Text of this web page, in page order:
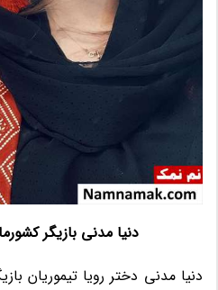
دنیا مدنی بازیگر کشورمان 13 تیر
دنیا مدنی دختر رویا تیموریان